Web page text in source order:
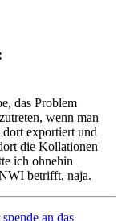
das Problem
wenn man
exportiert und
die Kollationen
ich ohnehin
betrifft, naja.
spende an das